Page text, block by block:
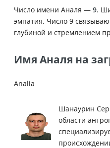
Число имени Аналя — 9.
эмпатия. Число 9
глубиной и стремлением
Имя Аналя на
Analia
Шанаурин
области